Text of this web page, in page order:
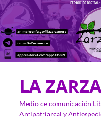
LA
Medio de comunicación
Antipatriarcal y